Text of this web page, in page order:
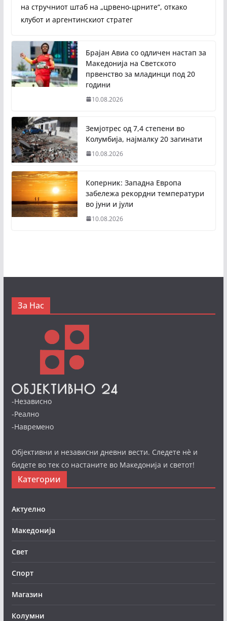
на стручниот штаб на „црвено-црните“, откако
клубот и аргентинскиот стратег
Брајан Авиа со одличен настап за
Македонија на Светското
првенство за младинци под 20
години
10.08.2026
Земјотрес од 7,4 степени во
Колумбија, најмалку 20 загинати
10.08.2026
Коперник: Западна Европа
забележа рекордни температури
во јуни и јули
10.08.2026
За Нас
-Независно
-Реално
-Навремено
Објективни и независни дневни вести. Следете нè и
бидете во тек со настаните во Македонија и светот!
Категории
Актуелно
Македонија
Свет
Спорт
Магазин
Колумни